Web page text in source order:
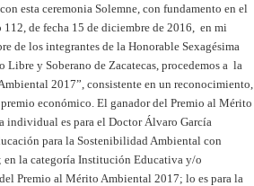
esta ceremonia Solemne, con fundamento en el
de fecha 15 de diciembre de 2016, en mi
de los integrantes de la Honorable Sexagésima
Libre y Soberano de Zacatecas, procedemos a la
2017”, consistente en un reconocimiento,
económico. El ganador del Premio al Mérito
individual es para el Doctor Álvaro García
para la Sostenibilidad Ambiental con
la categoría Institución Educativa y/o
Premio al Mérito Ambiental 2017; lo es para la